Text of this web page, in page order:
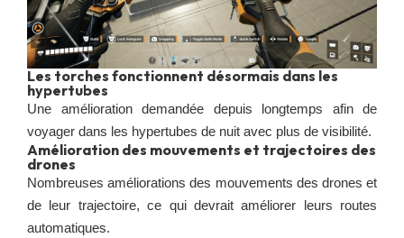
Les torches fonctionnent désormais dans les
hypertubes
Une amélioration demandée depuis longtemps afin de
voyager dans les hypertubes de nuit avec plus de visibilité.
Amélioration des mouvements et trajectoires des
drones
Nombreuses améliorations des mouvements des drones et
de leur trajectoire, ce qui devrait améliorer leurs routes
automatiques.